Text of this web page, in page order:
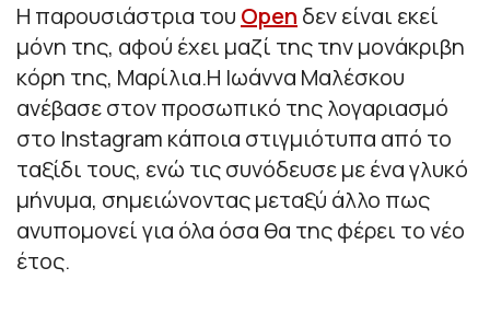
Η παρουσιάστρια του Open δεν είναι εκεί
μόνη της, αφού έχει μαζί της την μονάκριβη
κόρη της, Μαρίλια.Η Ιωάννα Μαλέσκου
ανέβασε στον προσωπικό της λογαριασμό
στο Instagram κάποια στιγμιότυπα από το
ταξίδι τους, ενώ τις συνόδευσε με ένα γλυκό
μήνυμα, σημειώνοντας μεταξύ άλλο πως
ανυπομονεί για όλα όσα θα της φέρει το νέο
έτος.